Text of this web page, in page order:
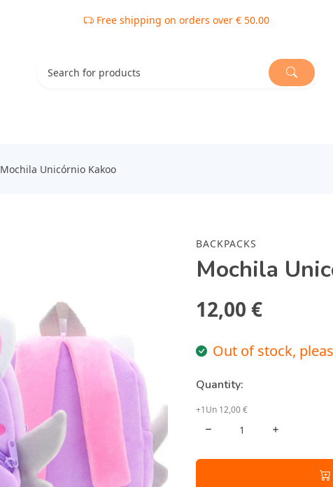
Free shipping on orders over € 50.00
Mochila Unicórnio Kakoo
BACKPACKS
Mochila
12,00 €
Out of stock,
Quantity:
+1Un 12,00 €